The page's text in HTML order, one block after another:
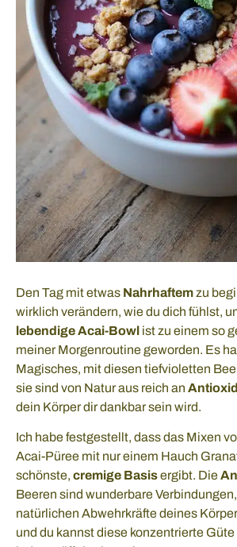
Den Tag mit etwas Nahrhaftemzu
wirklich verändern, wie du dich fühlst,
lebendige Acai-Bowl ist zu einem so
meiner Morgenroutine geworden. Es
Magisches, mit diesen tiefvioletten
sie sind von Natur aus reich an
dein Körper dir dankbar sein wird.
Ich habe festgestellt, dass das Mixen
Acai-Püree mit nur einem Hauch
schönste, cremige Basisergibt. Die
Beeren sind wunderbare
natürlichen Abwehrkräfte deines
und du kannst diese konzentrierte